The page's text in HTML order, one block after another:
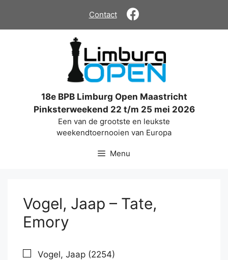
de
Contact
18e BPB Limburg Open Maastricht
Pinksterweekend 22 t/m 25 mei 2026
Een van de grootste en leukste
weekendtoernooien van Europa
Menu
Vogel, Jaap – Tate,
Emory
Vogel, Jaap (2254)